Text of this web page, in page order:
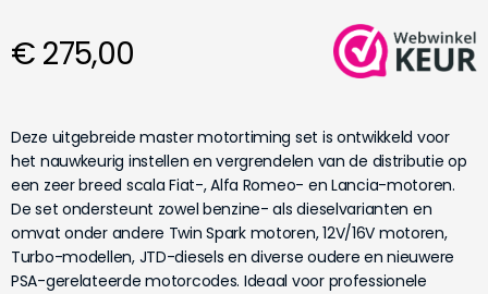
€ 275,00
Deze uitgebreide master motortiming set is ontwikkeld voor
het nauwkeurig instellen en vergrendelen van de distributie op
een zeer breed scala Fiat-, Alfa Romeo- en Lancia-motoren.
De set ondersteunt zowel benzine- als dieselvarianten en
omvat onder andere Twin Spark motoren, 12V/16V motoren,
Turbo-modellen, JTD-diesels en diverse oudere en nieuwere
PSA-gerelateerde motorcodes. Ideaal voor professionele